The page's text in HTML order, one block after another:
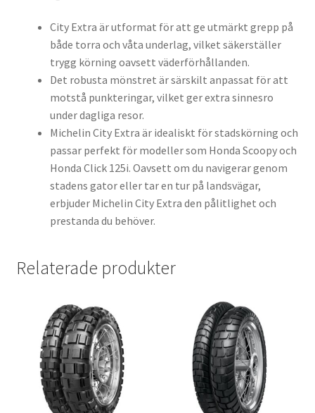
City Extra är utformat för att ge utmärkt grepp på
både torra och våta underlag, vilket säkerställer
trygg körning oavsett väderförhållanden.
Det robusta mönstret är särskilt anpassat för att
motstå punkteringar, vilket ger extra sinnesro
under dagliga resor.
Michelin City Extra är idealiskt för stadskörning och
passar perfekt för modeller som Honda Scoopy och
Honda Click 125i. Oavsett om du navigerar genom
stadens gator eller tar en tur på landsvägar,
erbjuder Michelin City Extra den pålitlighet och
prestanda du behöver.
Relaterade produkter